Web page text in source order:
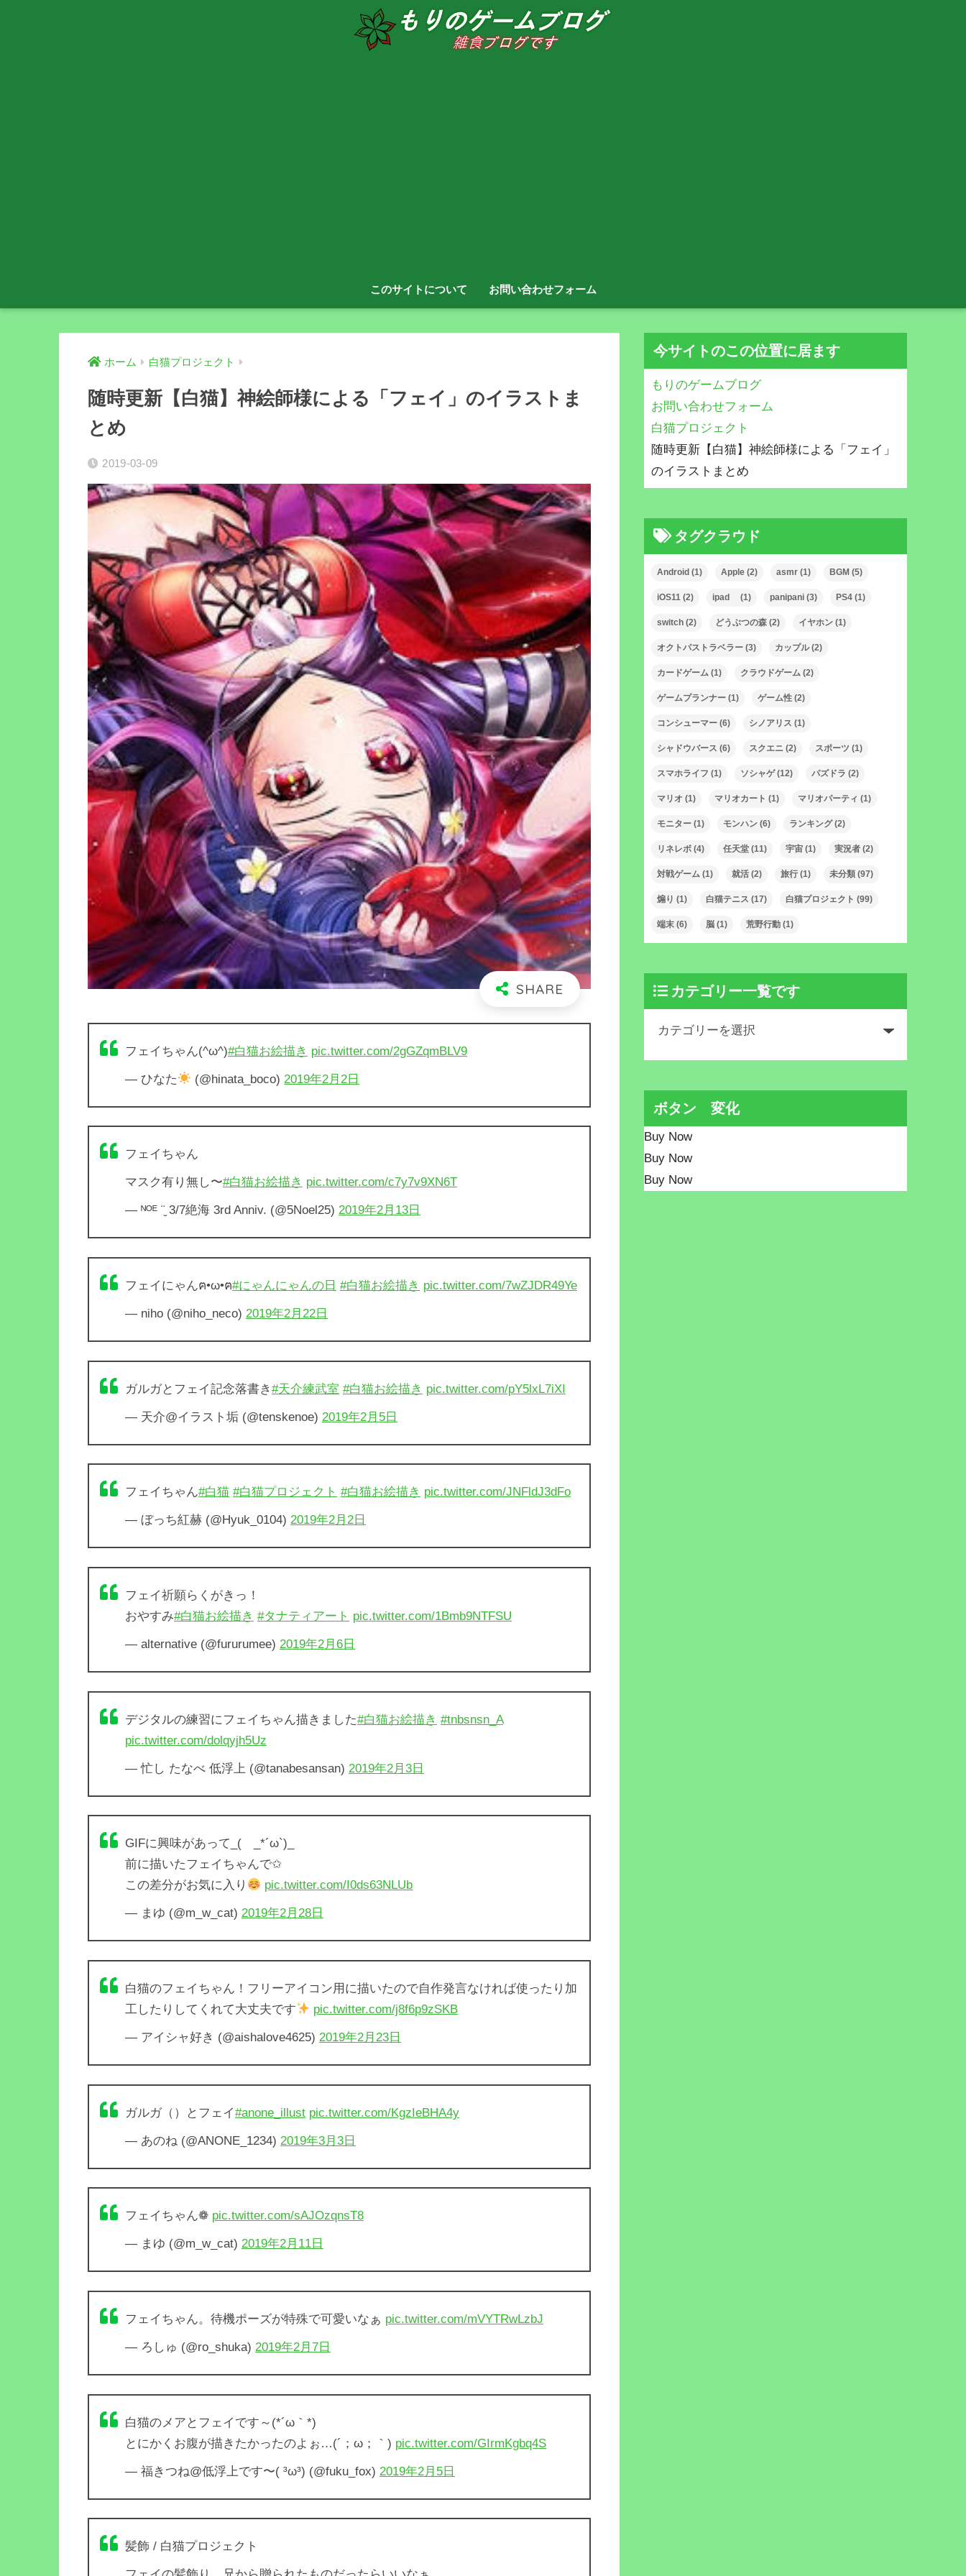
このサイトについて お問い合わせフォーム
ホーム 白猫プロジェクト
随時更新【白猫】神絵師様による「フェイ」のイラストま
とめ
2019-03-09
フェイちゃん(^ω^)#白猫お絵描き pic.twitter.com/2gGZqmBLV9
— ひなた (@hinata_boco) 2019年2月2日
フェイちゃん
マスク有り無し〜#白猫お絵描き pic.twitter.com/c7y7v9XN6T
— ᴺᴼᴱ ¨̮ 3/7絶海 3rd Anniv. (@5Noel25) 2019年2月13日
フェイにゃんฅ•ω•ฅ#にゃんにゃんの日 #白猫お絵描き pic.twitter.com/7wZJDR49Ye
— niho (@niho_neco) 2019年2月22日
ガルガとフェイ記念落書き#天介練武室 #白猫お絵描き pic.twitter.com/pY5lxL7iXI
— 天介@イラスト垢 (@tenskenoe) 2019年2月5日
フェイちゃん#白猫 #白猫プロジェクト #白猫お絵描き pic.twitter.com/JNFldJ3dFo
— ぼっち紅赫 (@Hyuk_0104) 2019年2月2日
フェイ祈願らくがきっ！
おやすみ#白猫お絵描き #タナティアート pic.twitter.com/1Bmb9NTFSU
— alternative (@fururumee) 2019年2月6日
デジタルの練習にフェイちゃん描きました#白猫お絵描き #tnbsnsn_A
pic.twitter.com/dolqyjh5Uz
— 忙し たなべ 低浮上 (@tanabesansan) 2019年2月3日
GIFに興味があって_( _*´ω`)_
前に描いたフェイちゃんで✩
この差分がお気に入り
pic.twitter.com/I0ds63NLUb
— まゆ (@m_w_cat) 2019年2月28日
白猫のフェイちゃん！フリーアイコン用に描いたので自作発言なければ使ったり加
工したりしてくれて大丈夫です
pic.twitter.com/j8f6p9zSKB
— アイシャ好き (@aishalove4625) 2019年2月23日
ガルガ（）とフェイ#anone_illust pic.twitter.com/KgzIeBHA4y
— あのね (@ANONE_1234) 2019年3月3日
フェイちゃん❁ pic.twitter.com/sAJOzqnsT8
— まゆ (@m_w_cat) 2019年2月11日
フェイちゃん。待機ポーズが特殊で可愛いなぁ pic.twitter.com/mVYTRwLzbJ
— ろしゅ (@ro_shuka) 2019年2月7日
白猫のメアとフェイです～(*´ω｀*)
とにかくお腹が描きたかったのよぉ…(´；ω；｀) pic.twitter.com/GIrmKgbq4S
— 福きつね@低浮上です〜( ³ω³) (@fuku_fox) 2019年2月5日
髪飾 / 白猫プロジェクト
今サイトのこの位置に居ます
もりのゲームブログ
お問い合わせフォーム
白猫プロジェクト
随時更新【白猫】神絵師様による「フェイ」
のイラストまとめ
タグクラウド
Android (1) Apple (2) asmr (1) BGM (5)
iOS11 (2) ipad (1) panipani (3) PS4 (1)
switch (2) どうぶつの森 (2) イヤホン (1)
オクトパストラベラー (3) カップル(2)
カードゲーム (1) クラウドゲーム (2)
ゲームプランナー (1) ゲーム性 (2)
コンシューマー (6) シノアリス (1)
シャドウバース (6) スクエニ (2) スポーツ (1)
スマホライフ (1) ソシャゲ(12) パズドラ (2)
マリオ (1) マリオカート (1) マリオパーティ (1)
モニター (1) モンハン (6) ランキング(2)
リネレボ (4) 任天堂 (11) 宇宙 (1) 実況者 (2)
対戦ゲーム (1) 就活 (2) 旅行 (1) 未分類 (97)
煽り (1) 白猫テニス (17) 白猫プロジェクト (99)
端末 (6) 脳 (1) 荒野行動 (1)
カテゴリー一覧です
ボタン 変化
Buy Now
Buy Now
Buy Now